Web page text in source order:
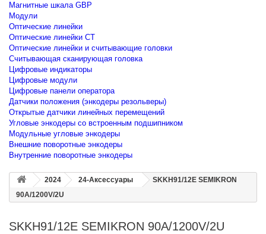
Магнитные шкала GBP
Модули
Оптические линейки
Оптические линейки CT
Оптические линейки и считывающие головки
Считывающая сканирующая головка
Цифровые индикаторы
Цифровые модули
Цифровые панели оператора
Датчики положения (энкодеры резольверы)
Открытые датчики линейных перемещений
Угловые энкодеры со встроенным подшипником
Модульные угловые энкодеры
Внешние поворотные энкодеры
Внутренние поворотные энкодеры
2024 24-Аксессуары
SKKH91/12E SEMIKRON
90A/1200V/2U
SKKH91/12E SEMIKRON 90A/1200V/2U